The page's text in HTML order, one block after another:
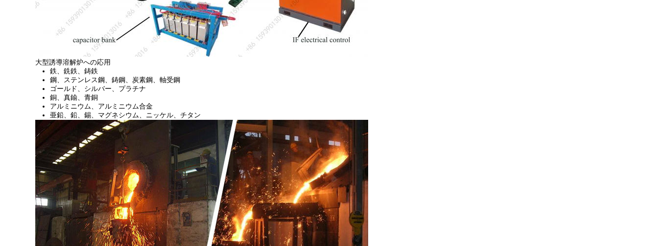
大型誘導溶解炉への応用
鉄、銑鉄、鋳鉄
鋼、ステンレス鋼、鋳鋼、炭素鋼、軸受鋼
ゴールド、シルバー、プラチナ
銅、真鍮、青銅
アルミニウム、アルミニウム合金
亜鉛、鉛、錫、マグネシウム、ニッケル、チタン